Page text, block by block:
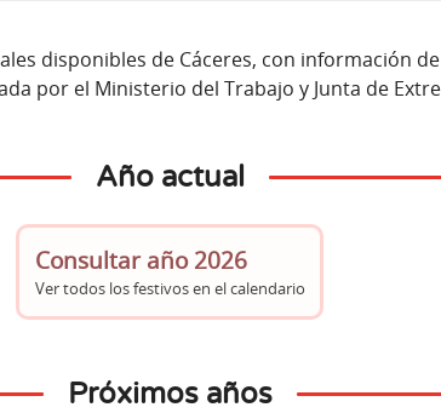
disponibles de Cáceres, con información
por el Ministerio del Trabajo y Junta de
Año actual
Consultar año 2026
Ver todos los festivos en el calendario
Próximos años